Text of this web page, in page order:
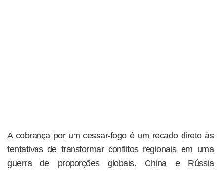
A cobrança por um cessar-fogo é um recado direto às
tentativas de transformar conflitos regionais em uma
guerra de proporções globais. China e Rússia